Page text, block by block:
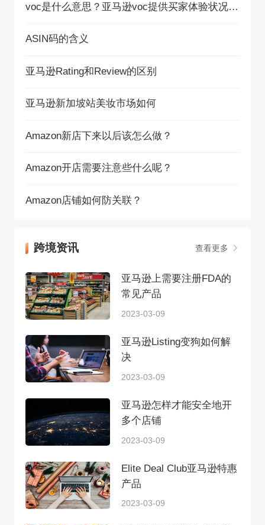
voc是什么意思？亚马逊voc提供买家体验状况明细
ASIN码的含义
亚马逊Rating和Review的区别
亚马逊新加坡站美妆市场如何
Amazon新店下来以后该怎么做？
Amazon开店需要注意些什么呢？
Amazon店铺如何防关联？
跨境资讯 查看更多
亚马逊上需要注册FDA的
常见产品
2023-03-09
亚马逊Listing变狗如何解
决
2023-03-09
亚马逊怎样才能安全地开
多个店铺
2023-03-09
Elite Deal Club亚马逊特惠
产品
2023-03-09